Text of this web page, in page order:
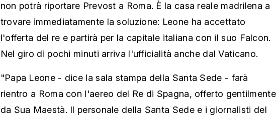
non potrà riportare Prevost a Roma. È la casa reale madrilena a
trovare immediatamente la soluzione: Leone ha accettato
l'offerta del re e partirà per la capitale italiana con il suo Falcon.
Nel giro di pochi minuti arriva l'ufficialità anche dal Vaticano.
"Papa Leone - dice la sala stampa della Santa Sede - farà
rientro a Roma con l'aereo del Re di Spagna, offerto gentilmente
da Sua Maestà. Il personale della Santa Sede e i giornalisti del